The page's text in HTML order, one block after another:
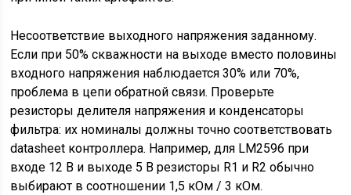
Несоответствие выходного напряжения заданному.
Если при 50% скважности на выходе вместо половины
входного напряжения наблюдается 30% или 70%,
проблема в цепи обратной связи. Проверьте
резисторы делителя напряжения и конденсаторы
фильтра: их номиналы должны точно соответствовать
datasheet контроллера. Например, для LM2596 при
входе 12 В и выходе 5 В резисторы R1 и R2 обычно
выбирают в соотношении 1,5 кОм / 3 кОм.